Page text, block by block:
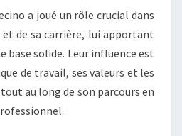
a joué un rôle crucial dans
de sa carrière, lui apportant
base solide. Leur influence est
de travail, ses valeurs et les
au long de son parcours en